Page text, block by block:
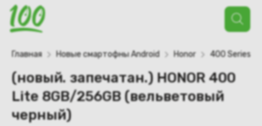
Поиск
товаров
Главная Новые смартофны Android Honor 400 Series
(новый. запечатан.) HONOR 400
Lite 8GB/256GB (вельветовый
черный)